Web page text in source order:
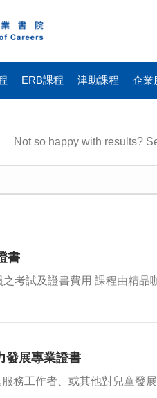
ERB課程 津助課程 企業
Not so happy with results?
書
考試及證書費用 課程由精
發展專業證書
務工作者、或其他對兒童發